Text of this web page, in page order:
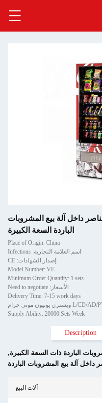
داخل آلة بيع المشروبات
الباردة السعة الكبيرة
Place of Origin: China
اسم العلامة التجارية: Infectious
إصدار الشهادات: CE
Model Number: VE
Minimum Order Quantity: 1 sets
الأسعار: Need to negotiate
Delivery Time: 7-15 work days
Supply Ability: 20000 Sets Week
Description
الباردة ذات السعة الكبيرة,
داخل آلة بيع المشروبات الباردة
آلات البيع